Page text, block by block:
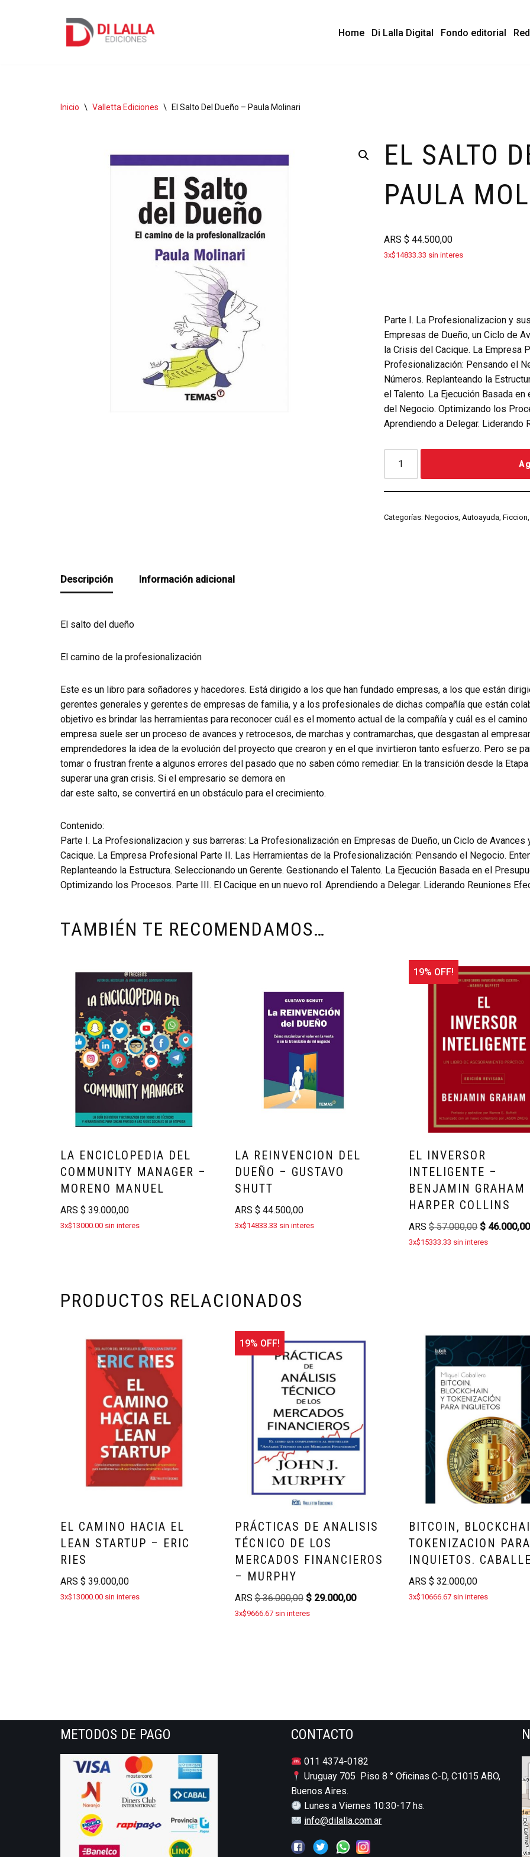
Home Di Lalla Digital Fondo editorial
Inicio \ Valletta Ediciones \ El Salto Del Dueño – Paula Molinari
EL SALTO
PAULA
ARS$ 44.500,00
3x$14833.33 sin interes
Parte I. La Profesionalizacion y
Empresas de Dueño, un Ciclo de
la Crisis del Cacique. La Empresa
Profesionalización: Pensando el
Números. Replanteando la
el Talento. La Ejecución Basada
del Negocio. Optimizando los
Aprendiendo a Delegar. Liderando
Categorías:Negocios, Autoayuda, Ficcion
Descripción Información adicional
El salto del dueño
El camino de la profesionalización
Este es un libro para soñadores y hacedores. Está dirigido a los que han fundado empresas, a los que están
gerentes generales y gerentes de empresas de familia, y a los profesionales de dichas compañía que están
objetivo es brindar las herramientas para reconocer cuál es el momento actual de la compañía y cuál es el
empresa suele ser un proceso de avances y retrocesos, de marchas y contramarchas, que desgastan al
emprendedores la idea de la evolución del proyecto que crearon y en el que invirtieron tanto esfuerzo. Pero se
tomar o frustran frente a algunos errores del pasado que no saben cómo remediar. En la transición desde la
superar una gran crisis. Si el empresario se demora en
dar este salto, se convertirá en un obstáculo para el crecimiento.
Contenido:
Parte I. La Profesionalizacion y sus barreras: La Profesionalización en Empresas de Dueño, un Ciclo de Avances
Cacique. La Empresa Profesional Parte II. Las Herramientas de la Profesionalización: Pensando el Negocio.
Replanteando la Estructura. Seleccionando un Gerente. Gestionando el Talento. La Ejecución Basada en el
Optimizando los Procesos. Parte III. El Cacique en un nuevo rol. Aprendiendo a Delegar. Liderando Reuniones
TAMBIÉN TE RECOMENDAMOS…
LA ENCICLOPEDIA DEL
COMMUNITY MANAGER –
MORENO MANUEL
ARS $ 39.000,00
3x$13000.00 sin interes
LA REINVENCION DEL
DUEÑO – GUSTAVO
SHUTT
ARS $ 44.500,00
3x$14833.33 sin interes
19% OFF!
EL INVERSOR
INTELIGENTE –
BENJAMIN
HARPER COLLINS
ARS$57.000,00 $ 46.000,00
3x$15333.33 sin interes
PRODUCTOS RELACIONADOS
EL CAMINO HACIA EL
LEAN STARTUP – ERIC
RIES
ARS $ 39.000,00
3x$13000.00 sin interes
19% OFF!
PRÁCTICAS DE ANALISIS
TÉCNICO DE LOS
MERCADOS FINANCIEROS
– MURPHY
ARS$36.000,00 $29.000,00
3x$9666.67 sin interes
BITCOIN,
TOKENIZACION
INQUIETOS.
ARS$ 32.000,00
3x$10666.67 sin interes
METODOS DE PAGO CONTACTO
011 4374-0182
Uruguay 705 Piso 8 ° Oficinas C-D, C1015 ABO,
Buenos Aires.
Lunes a Viernes 10:30-17 hs.
info@dilalla.com.ar